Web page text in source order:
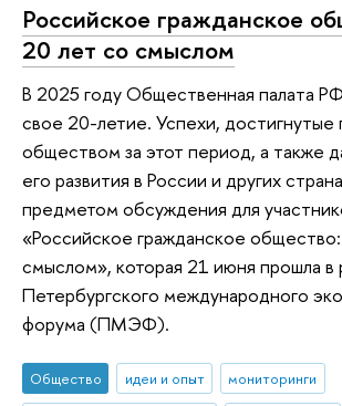
Российское гражданское
20 лет со смыслом
В 2025 году Общественная палата
свое 20-летие. Успехи, достигнутые
обществом за этот период, а также
его развития в России и других
предметом обсуждения для
«Российское гражданское
смыслом», которая 21 июня прошла в
Петербургского международного
форума (ПМЭФ).
Общество идеи и опыт
мониторинги